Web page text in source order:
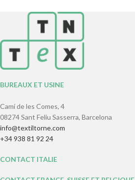
BUREAUX ET USINE
Camí de les Comes, 4
08274 Sant Feliu Sasserra, Barcelona
info@textiltorne.com
+34 938 81 92 24
CONTACT ITALIE